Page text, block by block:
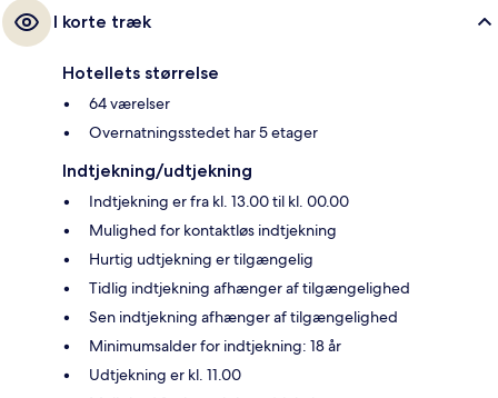
I korte træk
Hotellets størrelse
64 værelser
Overnatningsstedet har 5 etager
Indtjekning/udtjekning
Indtjekning er fra kl. 13.00 til kl. 00.00
Mulighed for kontaktløs indtjekning
Hurtig udtjekning er tilgængelig
Tidlig indtjekning afhænger af tilgængelighed
Sen indtjekning afhænger af tilgængelighed
Minimumsalder for indtjekning: 18 år
Udtjekning er kl. 11.00